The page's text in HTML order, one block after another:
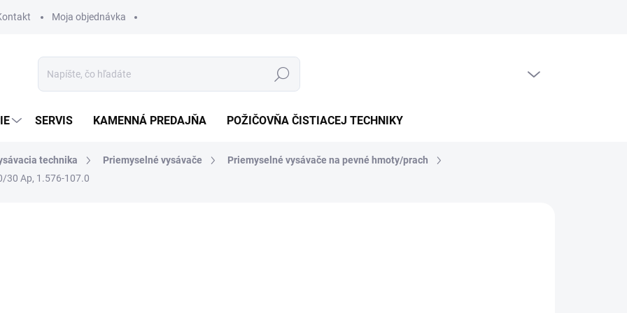
Moja objednávka
Hľadať
SERVIS KAMENNÁ PREDAJŇA POŽIČOVŇA ČISTIACEJ TECHNIKY
technika Priemyselné vysávače
Priemyselné vysávače na pevné hmoty/prach
30 Ap, 1.576-107.0